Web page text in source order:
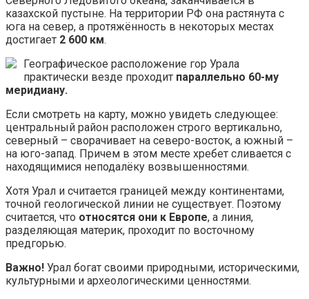
казахской пустыне. На территории РФ она растянута с
юга на север, а протяжённость в некоторых местах
достигает 2 600 км.
Географическое расположение гор Урала
практически везде проходит параллельно 60-му
меридиану.
Если смотреть на карту, можно увидеть следующее:
центральный район расположен строго вертикально,
северный – сворачивает на северо-восток, а южный –
на юго-запад. Причем в этом месте хребет сливается с
находящимися неподалёку возвышенностями.
Хотя Урал и считается границей между континентами,
точной геологической линии не существует. Поэтому
считается, что относятся они к Европе, а линия,
разделяющая материк, проходит по восточному
предгорью.
Важно! Урал богат своими природными, историческими,
культурными и археологическими ценностями.